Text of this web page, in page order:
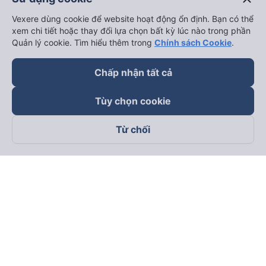
Theo dõi chúng tôi trên
Vexere dùng cookie để website hoạt động ổn định. Bạn có thể
xem chi tiết hoặc thay đổi lựa chọn bất kỳ lúc nào trong phần
Quản lý cookie. Tìm hiểu thêm trong Chính sách Cookie.
Chấp nhận tất cả
Tùy chọn cookie
Từ chối